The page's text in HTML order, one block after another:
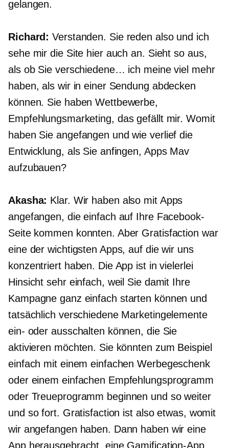
gelangen.
Richard: Verstanden. Sie reden also und ich
sehe mir die Site hier auch an. Sieht so aus,
als ob Sie verschiedene… ich meine viel mehr
haben, als wir in einer Sendung abdecken
können. Sie haben Wettbewerbe,
Empfehlungsmarketing, das gefällt mir. Womit
haben Sie angefangen und wie verlief die
Entwicklung, als Sie anfingen, Apps Mav
aufzubauen?
Akasha: Klar. Wir haben also mit Apps
angefangen, die einfach auf Ihre Facebook-
Seite kommen konnten. Aber Gratisfaction war
eine der wichtigsten Apps, auf die wir uns
konzentriert haben. Die App ist in vielerlei
Hinsicht sehr einfach, weil Sie damit Ihre
Kampagne ganz einfach starten können und
tatsächlich verschiedene Marketingelemente
ein- oder ausschalten können, die Sie
aktivieren möchten. Sie könnten zum Beispiel
einfach mit einem einfachen Werbegeschenk
oder einem einfachen Empfehlungsprogramm
oder Treueprogramm beginnen und so weiter
und so fort. Gratisfaction ist also etwas, womit
wir angefangen haben. Dann haben wir eine
App herausgebracht, eine Gamification-App